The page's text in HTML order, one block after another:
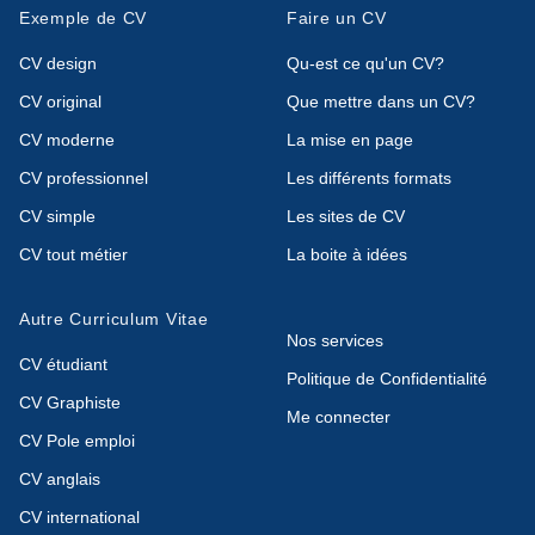
Exemple de CV
CV design
CV original
CV moderne
CV professionnel
CV simple
CV tout métier
Faire un CV
Qu-est ce qu'un CV?
Que mettre dans un CV?
La mise en page
Les différents formats
Les sites de CV
La boite à idées
Autre Curriculum Vitae
CV étudiant
CV Graphiste
CV Pole emploi
CV anglais
CV international
Nos services
Politique de Confidentialité
Me connecter